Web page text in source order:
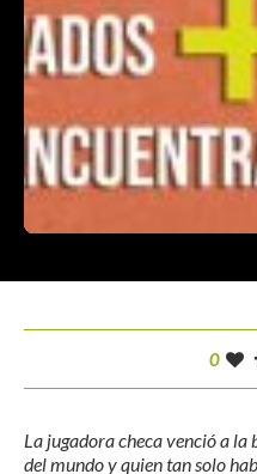
0
La jugadora checa venció a
del mundo y quien tan solo